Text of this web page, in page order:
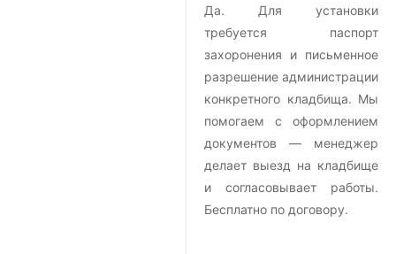
Да. Для установки
требуется паспорт
захоронения и письменное
разрешение администрации
конкретного кладбища. Мы
помогаем с оформлением
документов — менеджер
делает выезд на кладбище
и согласовывает работы.
Бесплатно по договору.